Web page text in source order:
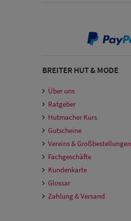
BREITER HUT & MODE
Über uns
Ratgeber
Hutmacher Kurs
Gutscheine
Vereins & Großbestellungen
Fachgeschäfte
Kundenkarte
Glossar
Zahlung & Versand